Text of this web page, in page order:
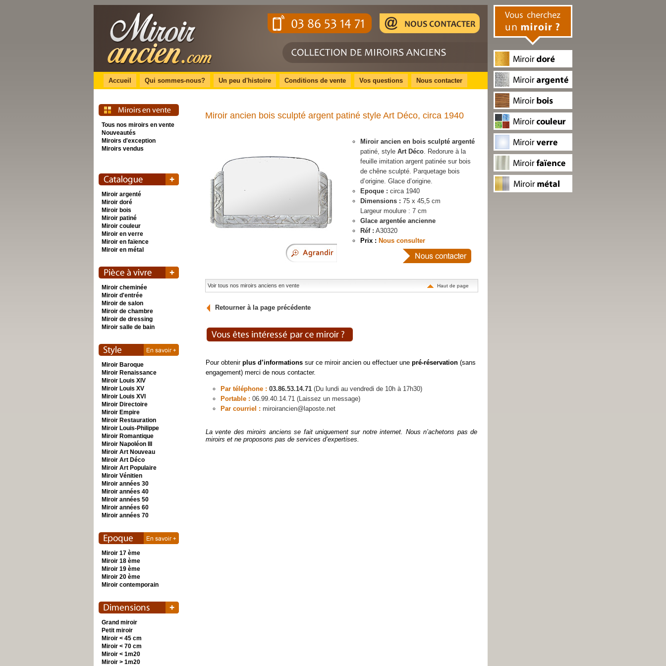
Accueil Qui sommes-nous? Un peu d'histoire Conditions de vente Vos questions Nous contacter
Miroir ancien bois sculpté argent patiné style Art Déco, circa 1940
Miroir ancien en bois sculpté argenté
patiné, style Art Déco. Redorure à la
feuille imitation argent patinée sur bois
de chêne sculpté. Parquetage bois
d’origine. Glace d’origine.
Epoque : circa 1940
Dimensions : 75 x 45,5 cm
Largeur moulure : 7 cm
Glace argentée ancienne
Réf : A30320
Prix : Nous consulter
Voir tous nos miroirs anciens en vente Haut de page
Retourner à la page précédente
Pour obtenir plus d’informations sur ce miroir ancien ou effectuer une pré-réservation (sans
engagement) merci de nous contacter.
Par téléphone : 03.86.53.14.71 (Du lundi au vendredi de 10h à 17h30)
Portable : 06.99.40.14.71 (Laissez un message)
Par courriel : miroirancien@laposte.net
La vente des miroirs anciens se fait uniquement sur notre internet. Nous n’achetons pas de
miroirs et ne proposons pas de services d’expertises.
Tous nos miroirs en vente
Nouveautés
Miroirs d'exception
Miroirs vendus
Miroir argenté
Miroir doré
Miroir bois
Miroir patiné
Miroir couleur
Miroir en verre
Miroir en faïence
Miroir en métal
Miroir cheminée
Miroir d'entrée
Miroir de salon
Miroir de chambre
Miroir de dressing
Miroir salle de bain
Miroir Baroque
Miroir Renaissance
Miroir Louis XIV
Miroir Louis XV
Miroir Louis XVI
Miroir Directoire
Miroir Empire
Miroir Restauration
Miroir Louis-Philippe
Miroir Romantique
Miroir Napoléon III
Miroir Art Nouveau
Miroir Art Déco
Miroir Art Populaire
Miroir Vénitien
Miroir années 30
Miroir années 40
Miroir années 50
Miroir années 60
Miroir années 70
Miroir 17 ème
Miroir 18 ème
Miroir 19 ème
Miroir 20 ème
Miroir contemporain
Grand miroir
Petit miroir
Miroir < 45 cm
Miroir < 70 cm
Miroir < 1m20
Miroir > 1m20